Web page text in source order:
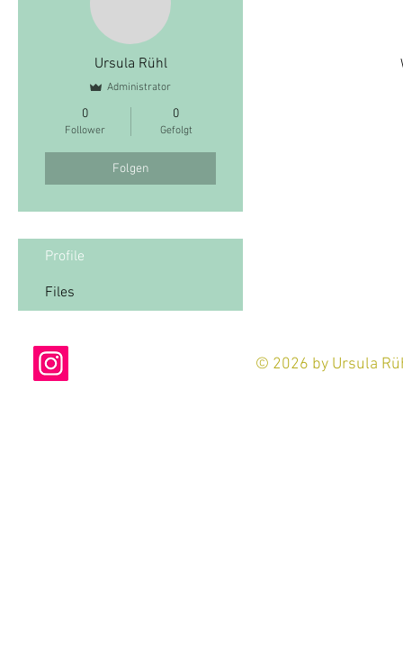
Ursula Rühl
Administrator
0
Follower
0
Gefolgt
Folgen
Profile
Files
© 2026 by Ursula